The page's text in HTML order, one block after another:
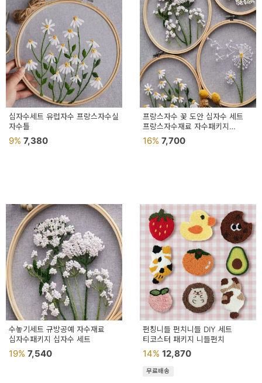
구
인
테
리
어
소
품
러
그
커
튼/
블
라
인
드
십자수세트 유럽자수 프랑스자수실
자수틀
9% 7,380
프랑스자수 꽃 도안 십자수 세트
프랑스자수재료 자수패키지
프랑스십자수
16% 7,700
수놓기세트 규방공예 자수재료
십자수패키지 십자수 세트
19% 7,540
펀칭니들 펀치니들 DIY 세트
티코스터 패키지 니들펀치
14% 12,870
무료배송